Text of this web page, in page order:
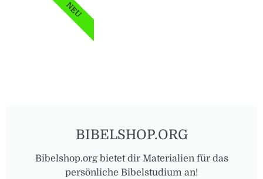
BIBELSHOP.ORG
Bibelshop.org bietet dir Materialien für das
persönliche Bibelstudium an!
NEU